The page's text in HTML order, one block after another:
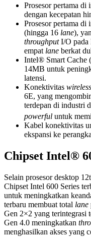
Prosesor pertama
dengan kecepatan
Prosesor pertama
(hingga 16 lane),
throughputI/O pada
empat lane berkat
Intel® Smart Cache
14MB untuk
latensi.
Konektivitas wireless
6E, yang
terdepan di industri
powerful untuk
Kabel konektivitas
ekspansi ke
Chipset Intel®
Selain prosesor desktop
Chipset Intel 600 Series
untuk meningkatkan
terbaru membuat total lane
Gen 2×2 yang terintegrasi
Gen 4.0 meningkatkan
menghasilkan akses yang